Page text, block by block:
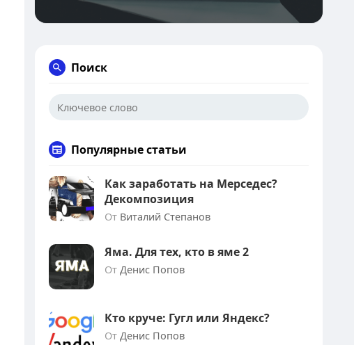
Поиск
Популярные статьи
Как заработать на Мерседес?
Декомпозиция
От Виталий Степанов
Яма. Для тех, кто в яме 2
От Денис Попов
Кто круче: Гугл или Яндекс?
От Денис Попов